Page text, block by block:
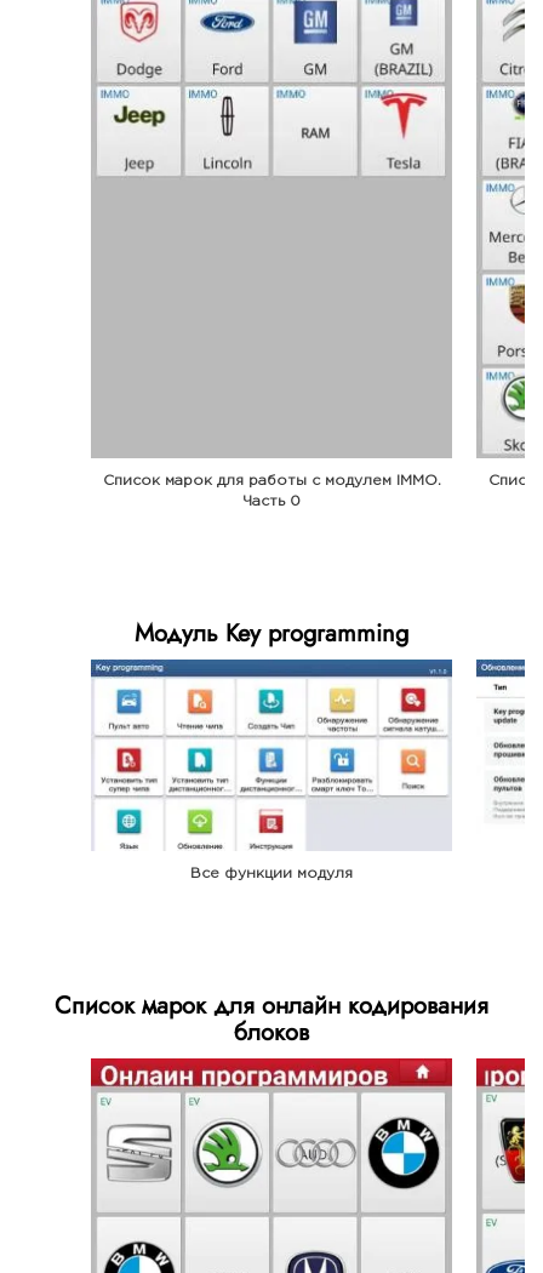
Список марок для работы с модулем IMMO.
Часть 0
Модуль Key programming
Все функции модуля
Список марок для онлайн кодирования
блоков